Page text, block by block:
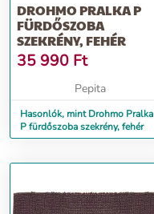
DROHMO PRALKA P
FÜRDŐSZOBA
SZEKRÉNY, FEHÉR
35 990 Ft
Pepita
Hasonlók, mint Drohmo Pralka
P fürdőszoba szekrény, fehér